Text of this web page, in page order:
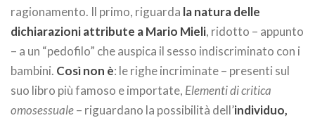
ragionamento. Il primo, riguarda la natura delle
dichiarazioni attribute a Mario Mieli, ridotto – appunto
– a un “pedofilo” che auspica il sesso indiscriminato con i
bambini. Così non è: le righe incriminate – presenti sul
suo libro più famoso e importate, Elementi di critica
omosessuale– riguardano la possibilità dell’individuo,